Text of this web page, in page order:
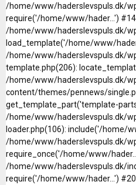
/home/www/haderslevspuls.dk/
require('/home/www/hader...') #14
/home/www/haderslevspuls.dk/
load_template('/home/www/
/home/www/haderslevspuls.dk/
template.php(206):
/home/www/haderslevspuls.dk/
content/themes/pennews/
get_template_part('template-
/home/www/haderslevspuls.dk/
loader.php(106): include('/home/
/home/www/haderslevspuls.dk/
require_once('/home/www/
/home/www/haderslevspuls.dk/
require('/home/www/hader...')